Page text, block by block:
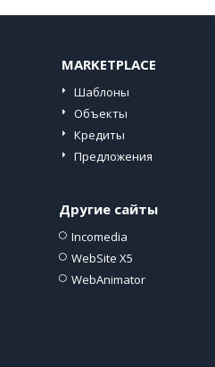
MARKETPLACE
Шаблоны
Объекты
Кредиты
Предложения
Другие сайты
Incomedia
WebSite X5
WebAnimator